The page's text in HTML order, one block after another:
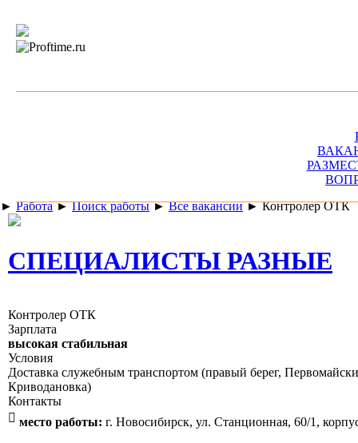
► Работа►Поиск работы►Все вакансии►Контролер ОТК
СПЕЦИАЛИСТЫ РАЗНЫЕ
Контролер ОТК
Зарплата
высокая стабильная
Условия
Доставка служебным транспортом (правый берег,
Криводановка)
Контакты
 место работы: г. Новосибирск, ул. Станционная, 60/1,